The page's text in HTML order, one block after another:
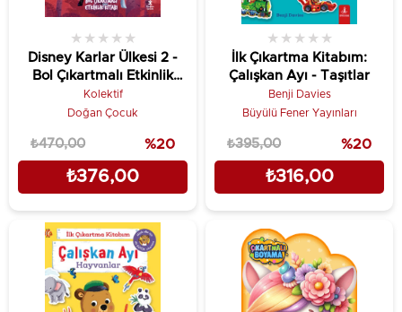
Disney Karlar Ülkesi 2 -
Bol Çıkartmalı Etkinlik
Kitabı
★ ★ ★ ★ ★
Kolektif
Doğan Çocuk
₺376,00
₺470,00 %20
İlk Çıkartma Kitabım:
Çalışkan Ayı - Taşıtlar
★ ★ ★ ★ ★
Benji Davies
Büyülü Fener Yayınları
₺316,00
₺395,00 %20